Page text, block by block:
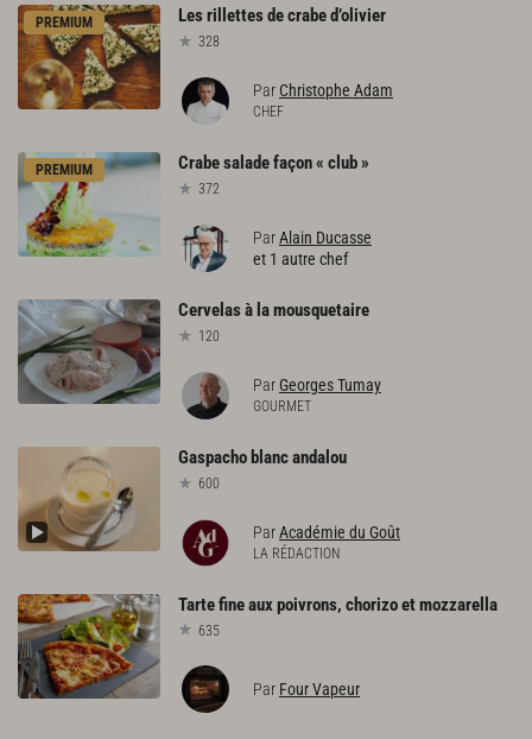
PREMIUM Lesrillettesdecrabed’olivier
328
Par Christophe Adam
CHEF
PREMIUM Crabesaladefaçon« club»
372
ParAlain Ducasse
et 1 autre chef
Cervelasà lamousquetaire
120
ParGeorges Tumay
GOURMET
Gaspacho blancandalou
600
ParAcadémie du Goût
LA RÉDACTION
Tartefineauxpoivrons, chorizoetmozzarella
635
Par Four Vapeur